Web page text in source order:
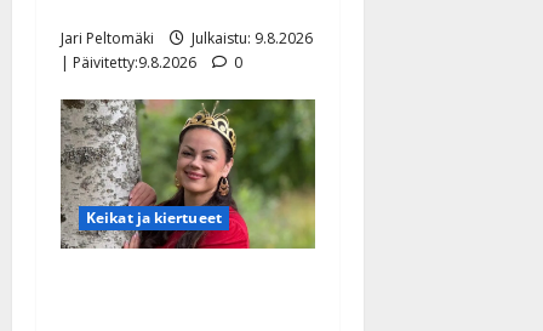
Jari Peltomäki
Julkaistu: 9.8.2026
| Päivitetty:9.8.2026
0
Keikat ja kiertueet